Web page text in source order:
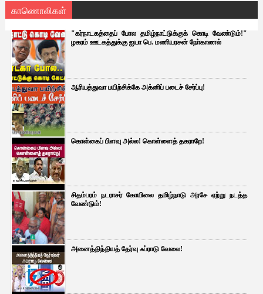
காணொலிகள்
"கர்நாடகத்தைப் போல தமிழ்நாட்டுக்குக் கொடி வேண்டும்!"
ழகரம் ஊடகத்துக்கு ஐயா பெ. மணியரசன் நோ்காணல்
ஆரியத்துவா பயிற்சிக்கே அக்னிப் படைச் சேர்ப்பு!
கொள்கைப் பிளவு அல்ல! கொள்ளைத் தகராறே!
சிதம்பரம் நடராசர் கோயிலை தமிழ்நாடு அரசே ஏற்று நடத்த
வேண்டும்!
அனைத்திந்தியத் தேர்வு ஃப்ராடு வேலை!